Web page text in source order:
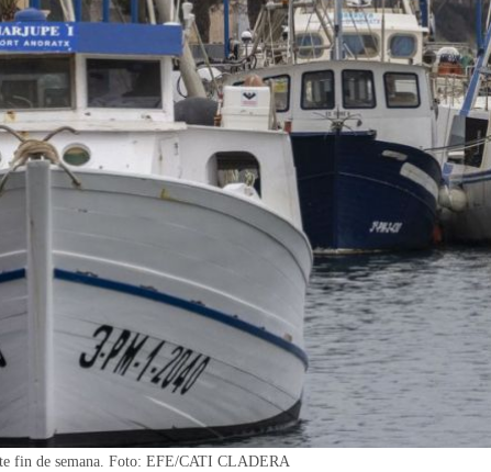
fin de semana. Foto: EFE/CATI CLADERA